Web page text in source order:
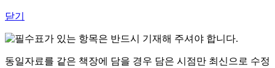
닫기
표가 있는 항목은 반드시 기재해 주셔야 합니다.
동일자료를 같은 책장에 담을 경우 담은 시점만 최신으로 수정